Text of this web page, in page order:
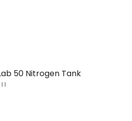
50 Nitrogen Tank
l